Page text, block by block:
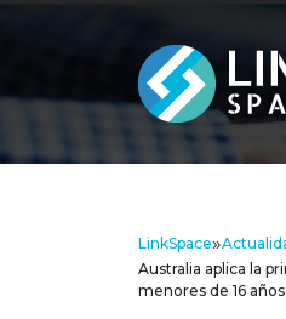
LinkSpace»
Australia aplica la
menores de 16 años